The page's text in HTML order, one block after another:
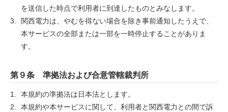
を送信した時点で利用者に到達したものとみなします。
関西電力は、やむを得ない場合を除き事前通知したうえで、
本サービスの全部または一部を一時停止することがありま
す。
第９条 準拠法および合意管轄裁判所
本規約の準拠法は日本法とします。
本規約や本サービスに関して、利用者と関西電力との間で訴